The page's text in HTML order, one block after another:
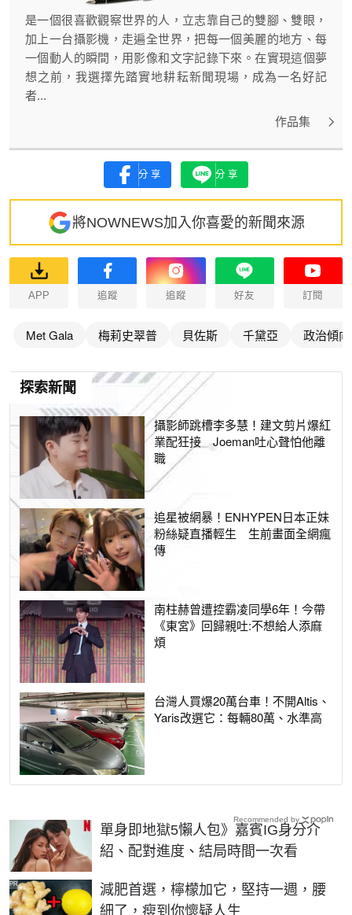
是一個很喜歡觀察世界的人，立志靠自己的雙腳、雙眼，
加上一台攝影機，走遍全世界，把每一個美麗的地方、每
一個動人的瞬間，用影像和文字記錄下來。在實現這個夢
想之前，我選擇先踏實地耕耘新聞現場，成為一名好記
者...
作品集
分享 分享
將NOWNEWS加入你喜愛的新聞來源
APP 追蹤 追蹤 好友 訂閱
Met Gala 梅莉史翠普 貝佐斯 千黛亞 政治傾向
探索新聞
攝影師跳槽李多慧！建文剪片爆紅
業配狂接 Joeman吐心聲怕他離
職
追星被網暴！ENHYPEN日本正妹
粉絲疑直播輕生 生前畫面全網瘋
傳
南柱赫曾遭控霸凌同學6年！今帶
《東宮》回歸親吐:不想給人添麻
煩
台灣人買爆20萬台車！不開Altis、
Yaris改選它：每輛80萬、水準高
單身即地獄5懶人包》嘉賓IG身分介
紹、配對進度、結局時間一次看
減肥首選，檸檬加它，堅持一週，腰
細了，瘦到你懷疑人生
PR
Recommended by